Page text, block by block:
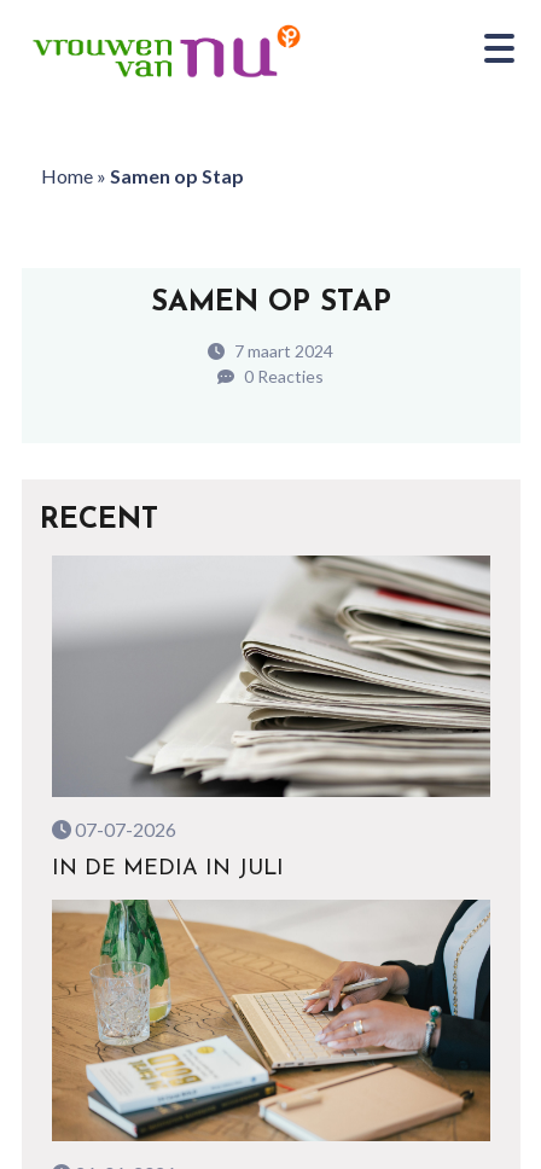
Home» Samen op Stap
SAMEN OP STAP
7 maart 2024
0 Reacties
RECENT
07-07-2026
IN DE MEDIA IN JULI